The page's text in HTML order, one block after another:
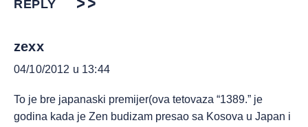
REPLY
zexx
04/10/2012 u 13:44
To je bre japanaski premijer(ova tetovaza “1389.” je
godina kada je Zen budizam presao sa Kosova u Japan i